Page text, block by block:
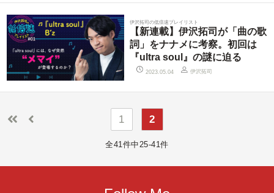
伊沢拓司の低倍速プレイリスト
【新連載】伊沢拓司が「曲の歌
詞」をナナメに考察。初回は
『ultra soul』の謎に迫る
2023.05.04 伊沢拓司
1 2
全41件中25-41件